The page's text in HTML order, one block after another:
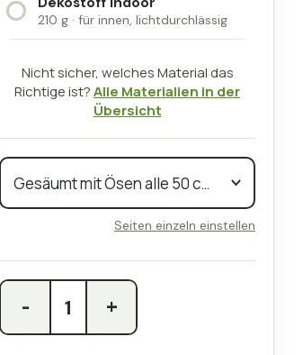
210 g · für innen, lichtdurchlässig
Nicht sicher, welches Material das
Richtige ist?Alle Materialien in der
Übersicht
Seiten einzeln einstellen
- +